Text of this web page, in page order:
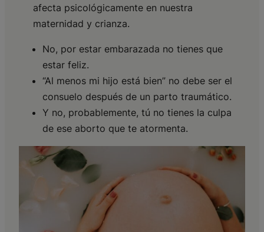
afecta psicológicamente en nuestra
maternidad y crianza.
No, por estar embarazada no tienes que
estar feliz.
“Al menos mi hijo está bien” no debe ser el
consuelo después de un parto traumático.
Y no, probablemente, tú no tienes la culpa
de ese aborto que te atormenta.